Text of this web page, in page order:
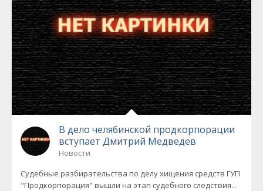
В дело челябинской продкорпорации
вступает Дмитрий Медведев
Новости
Судебные разбирательства по делу хищения средств ГУП
"Продкорпорация" вышли на этап судебного следствия...